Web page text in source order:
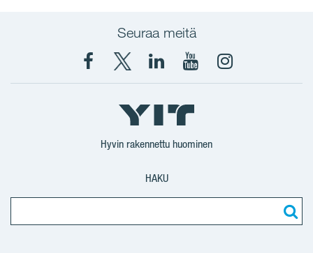
Seuraa meitä
Facebook
X
YIT
Suomi
YIT
Corporation
YIT
Corporation
Instagram
Hyvin rakennettu huominen
HAKU